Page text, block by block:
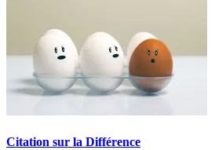
Citation sur la Différence